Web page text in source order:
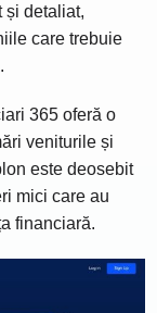
și detaliat,
care trebuie
365 oferă o
veniturile și
este deosebit
mici care au
financiară.